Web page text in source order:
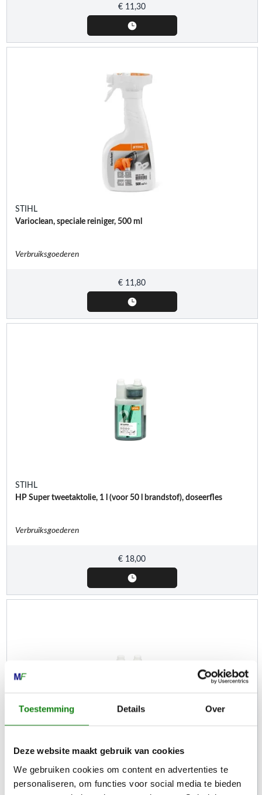
Toestemming Details Over
Deze website maakt gebruik van cookies
We gebruiken cookies om content en advertenties te
personaliseren, om functies voor social media te bieden
€ 11,30
STIHL
Varioclean, speciale reiniger, 500 ml
Verbruiksgoederen
€ 11,80
STIHL
HP Super tweetaktolie, 1 l (voor 50 l brandstof), doseerfles
Verbruiksgoederen
€ 18,00
HP Ultra tweetaktolie, 1 l (voor 50 l brandstof), doseerfles